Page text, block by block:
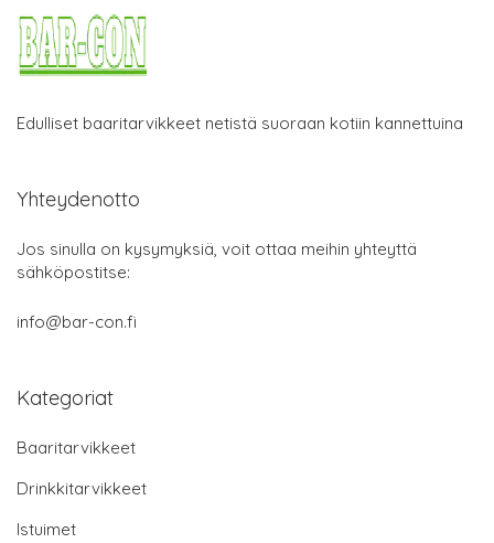
Edulliset baaritarvikkeet netistä suoraan kotiin kannettuina
Yhteydenotto
Jos sinulla on kysymyksiä, voit ottaa meihin yhteyttä
sähköpostitse:
info@bar-con.fi
Kategoriat
Baaritarvikkeet
Drinkkitarvikkeet
Istuimet